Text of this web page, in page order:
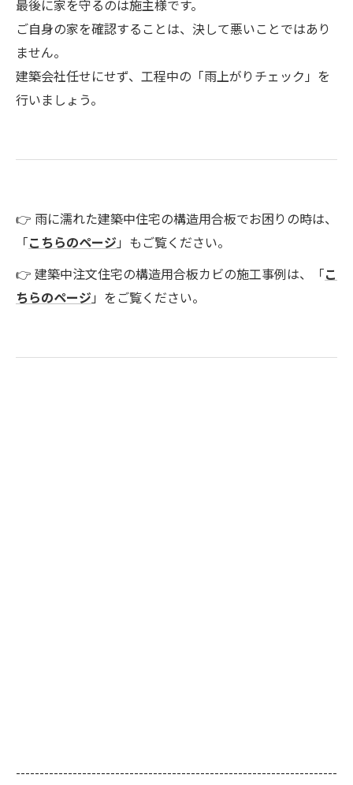
最後に家を守るのは施主様です。
ご自身の家を確認することは、決して悪いことではあり
ません。
建築会社任せにせず、工程中の「雨上がりチェック」を
行いましょう。
👉 雨に濡れた建築中住宅の構造用合板でお困りの時は、
「こちらのページ」もご覧ください。
👉 建築中注文住宅の構造用合板カビの施工事例は、「こ
ちらのページ」をご覧ください。
--------------------------------------------------------------------